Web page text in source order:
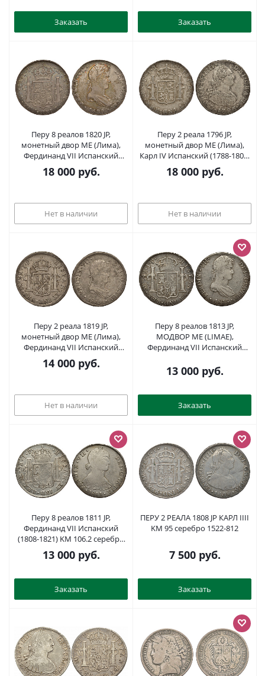
Заказать Заказать
Перу 8 реалов 1820 JP,
монетный двор ME (Лима),
Фердинанд VII Испанский
(1808-1821), красивая
золотисто-голубая патина KM
18 000руб.
Нет в наличии
Перу 2 реала 1796 JP,
монетный двор ME (Лима),
Карл IV Испанский (1788-1808)
KM 95 серебро 00-000-00
18 000руб.
Нет в наличии
Перу 2 реала 1819 JP,
монетный двор ME (Лима),
Фердинанд VII Испанский
(1808-1821) KM 115.1 серебро
00-000-00
14 000руб.
Нет в наличии
Перу 8 реалов 1813 JP,
МОДВОР ME (LIMAE),
Фердинанд VII Испанский
11-271-15
13 000руб.
Заказать
Перу 8 реалов 1811 JP,
Фердинанд VII Испанский
(1808-1821) KM 106.2 серебро
11-271-14
13 000руб.
Заказать
ПЕРУ 2 РЕАЛА 1808 JP КАРЛ IIII
KM 95 серебро 1522-812
7 500руб.
Заказать